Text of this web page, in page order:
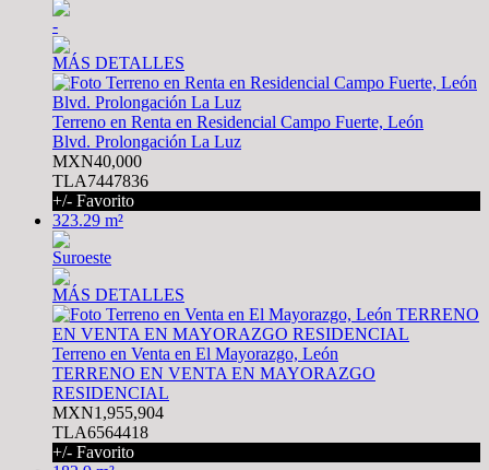
-
MÁS DETALLES
Terreno en Renta en Residencial Campo Fuerte, León
Blvd. Prolongación La Luz
MXN40,000
TLA7447836
+/- Favorito
323.29 m²
Suroeste
MÁS DETALLES
Terreno en Venta en El Mayorazgo, León
TERRENO EN VENTA EN MAYORAZGO
RESIDENCIAL
MXN1,955,904
TLA6564418
+/- Favorito